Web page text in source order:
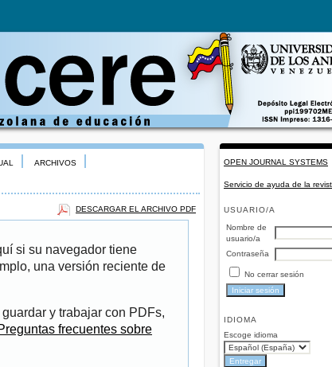
OPEN JOURNAL SYSTEMS
Servicio de ayuda de la
USUARIO/A
Nombre de
usuario/a
Contraseña
No cerrar sesión
IDIOMA
Escoge idioma
ARCHIVOS
DESCARGAR EL ARCHIVO PDF
si su navegador tiene
una versión reciente de
y trabajar con PDFs,
frecuentes sobre